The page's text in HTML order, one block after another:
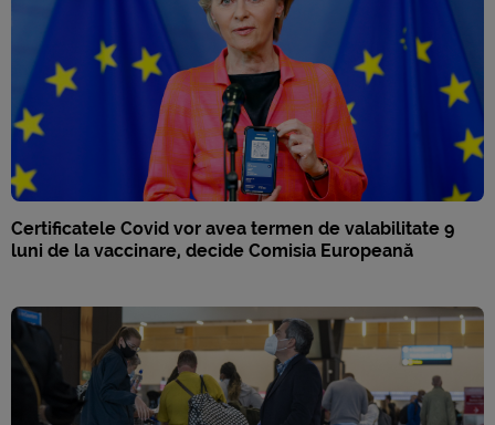
Certificatele Covid vor avea termen de valabilitate 9
luni de la vaccinare, decide Comisia Europeană